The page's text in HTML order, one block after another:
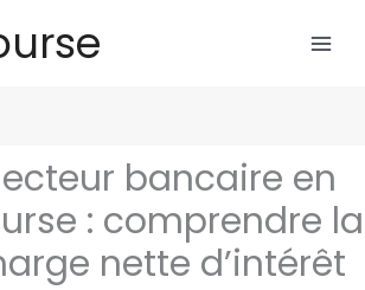
bancaire en
: comprendre la
nette d’intérêt